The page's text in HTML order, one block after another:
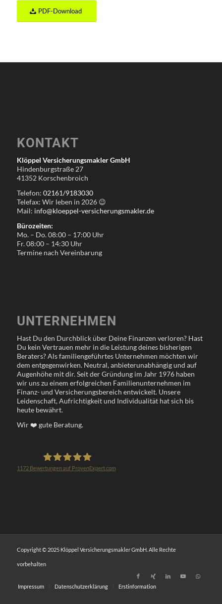
PDF-Download
KONTAKT
Klöppel Versicherungsmakler GmbH
Hindenburgstraße 27
41352 Korschenbroich
Telefon: 02161/9183030
Telefax: Wir leben in 2026 😉
Mail: info@kloeppel-versicherungsmakler.de
Bürozeiten:
Mo. – Do. 08:00 – 17:00 Uhr
Fr. 08:00 – 14:30 Uhr
Termine nach Vereinbarung
UNTERNEHMEN
Hast Du den Durchblick über Deine Finanzen verloren? Hast
Du kein Vertrauen mehr in die Leistung deines bisherigen
Beraters? Als familiengeführtes Unternehmen möchten wir
dem entgegenwirken. Neutral, anbieterunabhängig und auf
Augenhöhe mit dir. Seit der Gründung im Jahr 1976 haben
wir uns zu einem erfolgreichen Familienunternehmen im
Finanz- und Versicherungsbereich entwickelt. Unsere
Leidenschaft, Aufrichtigkeit und Individualität hat sich bis
heute bewährt.
Wir❤️ gute Beratung.
1172Bewertungen auf ProvenExpert.com
Copyright © 2025 Klöppel Versicherungsmakler GmbH. Alle Rechte
vorbehalten
Impressum Datenschutzerklärung Erstinformation